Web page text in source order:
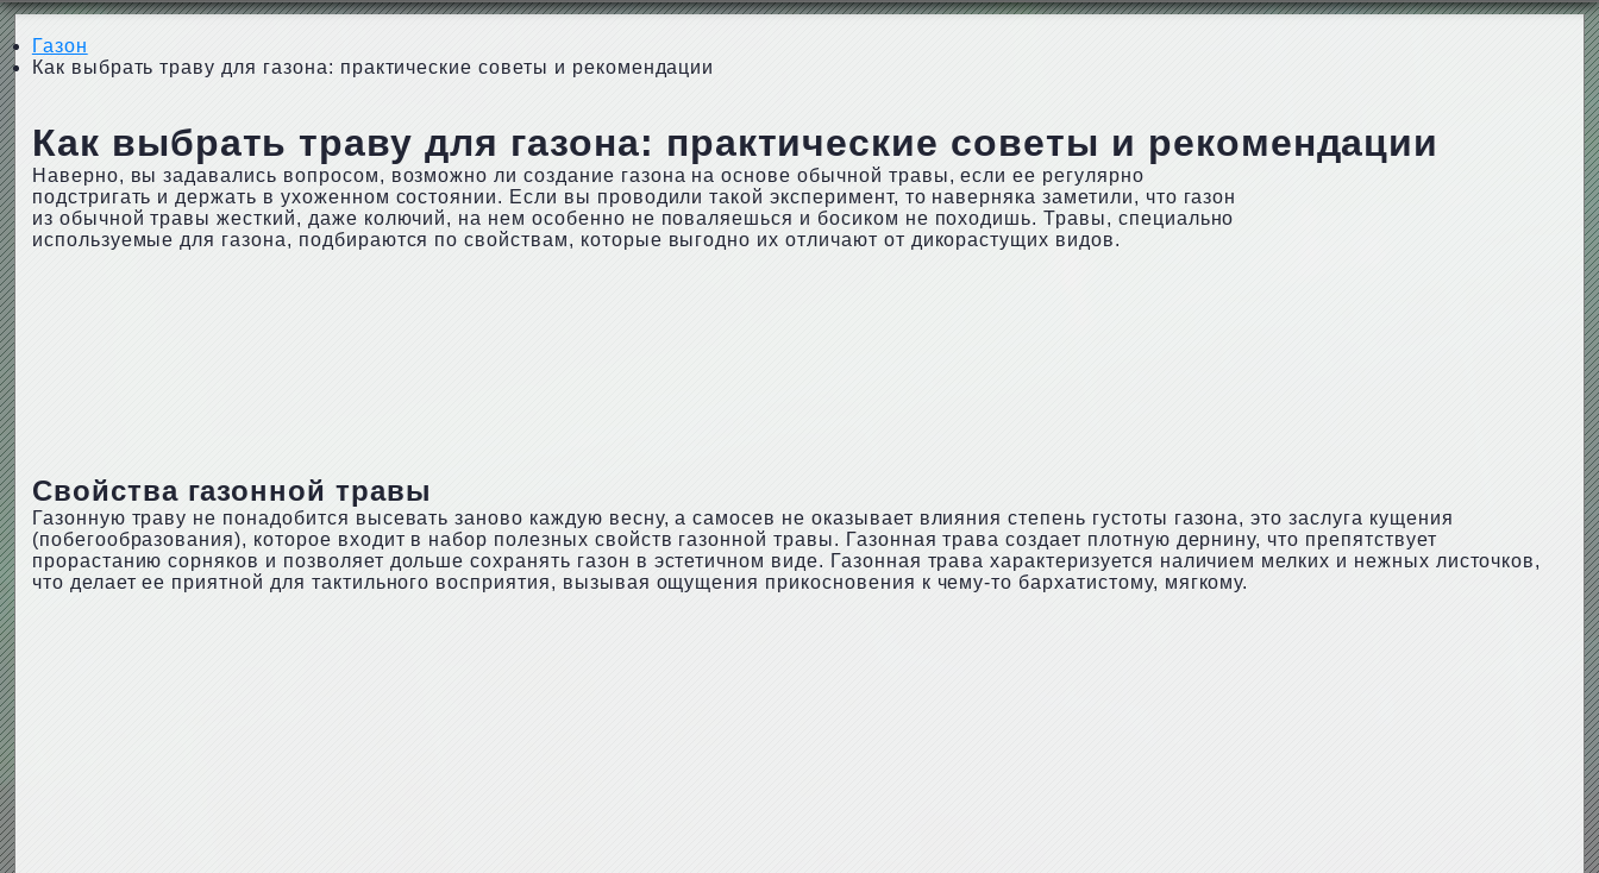
Газон
Как выбрать траву для газона: практические советы и рекомендации
Как выбрать траву для газона: практические советы и рекомендации
Наверно, вы задавались вопросом, возможно ли создание газона на основе обычной травы, если ее регулярно
подстригать и держать в ухоженном состоянии. Если вы проводили такой эксперимент, то наверняка заметили, что газон
из обычной травы жесткий, даже колючий, на нем особенно не поваляешься и босиком не походишь. Травы, специально
используемые для газона, подбираются по свойствам, которые выгодно их отличают от дикорастущих видов.
Свойства газонной травы
Газонную траву не понадобится высевать заново каждую весну, а самосев не оказывает влияния степень густоты газона, это заслуга кущения
(побегообразования), которое входит в набор полезных свойств газонной травы. Газонная трава создает плотную дернину, что препятствует
прорастанию сорняков и позволяет дольше сохранять газон в эстетичном виде. Газонная трава характеризуется наличием мелких и нежных листочков,
что делает ее приятной для тактильного восприятия, вызывая ощущения прикосновения к чему-то бархатистому, мягкому.